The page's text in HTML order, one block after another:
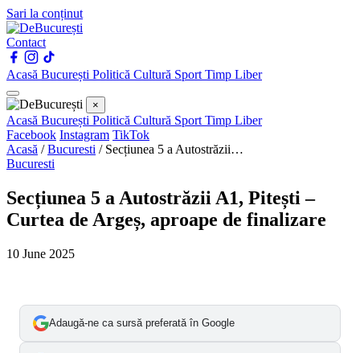
Sari la conținut
Contact
Acasă București Politică Cultură Sport Timp Liber
×
Acasă București Politică Cultură Sport Timp Liber
Facebook Instagram TikTok
Acasă /Bucuresti / Secțiunea 5 a Autostrăzii…
Bucuresti
Secțiunea 5 a Autostrăzii A1, Pitești –
Curtea de Argeș, aproape de finalizare
10 June 2025
Adaugă-ne ca sursă preferată în Google